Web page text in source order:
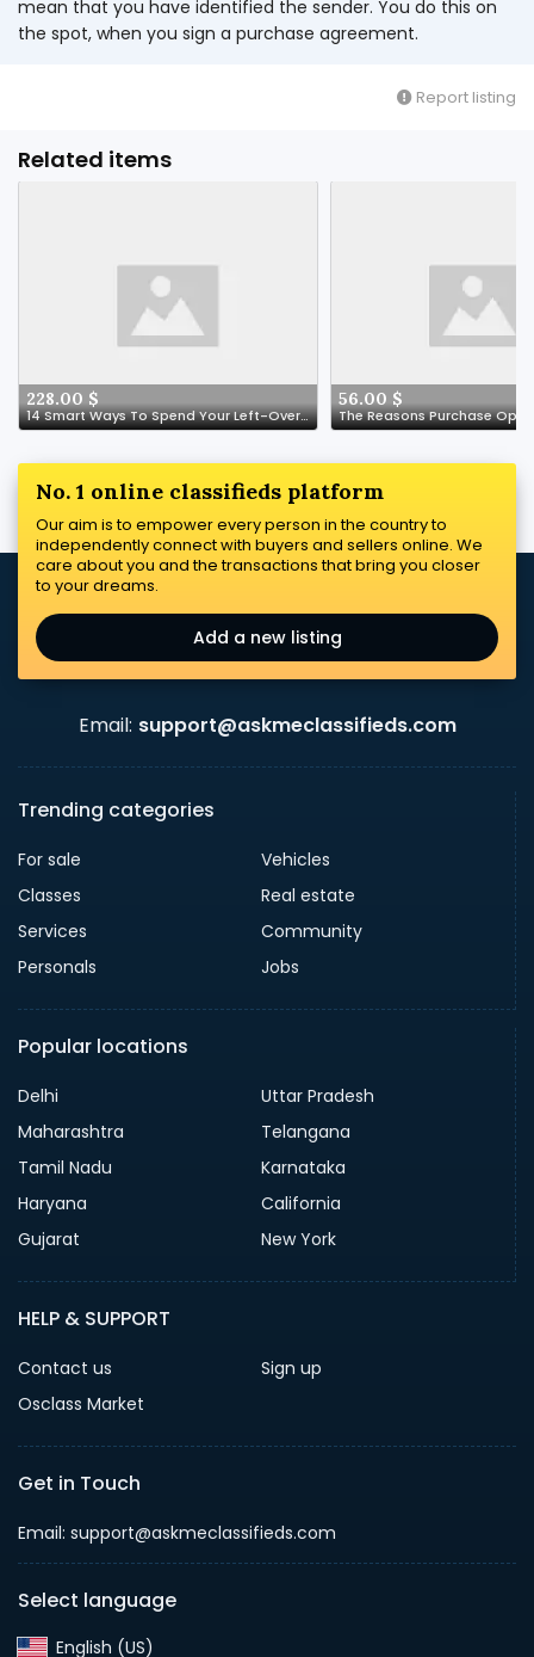
mean that you have identified the sender. You do this on
the spot, when you sign a purchase agreement.
Report listing
Related items
228.00 $
14 Smart Ways To Spend Your Left-Over Cot Bed Budget
56.00 $
No. 1 online classifieds platform
Our aim is to empower every person in the country to
independently connect with buyers and sellers online. We
care about you and the transactions that bring you closer
to your dreams.
Add a new listing
Email: support@askmeclassifieds.com
Trending categories
For sale
Vehicles
Classes
Real estate
Services
Community
Personals
Jobs
Popular locations
Delhi
Uttar Pradesh
Maharashtra
Telangana
Tamil Nadu
Karnataka
Haryana
California
Gujarat
New York
HELP & SUPPORT
Contact us
Sign up
Osclass Market
Get in Touch
Email: support@askmeclassifieds.com
Select language
English (US)‎